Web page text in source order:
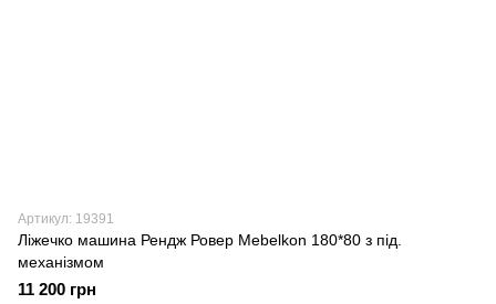
Артикул: 19391
Ліжечко машина Рендж Ровер Mebelkon 180*80 з під.
механізмом
11 200 грн